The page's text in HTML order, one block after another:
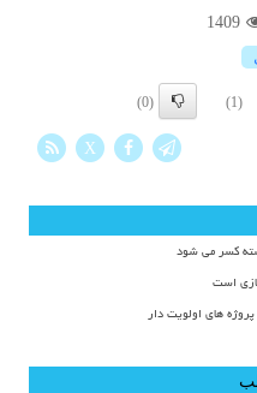
1409
(1)
(0)
X
کسر می شود
است
های اولویت دار